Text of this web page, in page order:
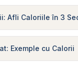
Afli Caloriile în 3
Exemple cu Calorii